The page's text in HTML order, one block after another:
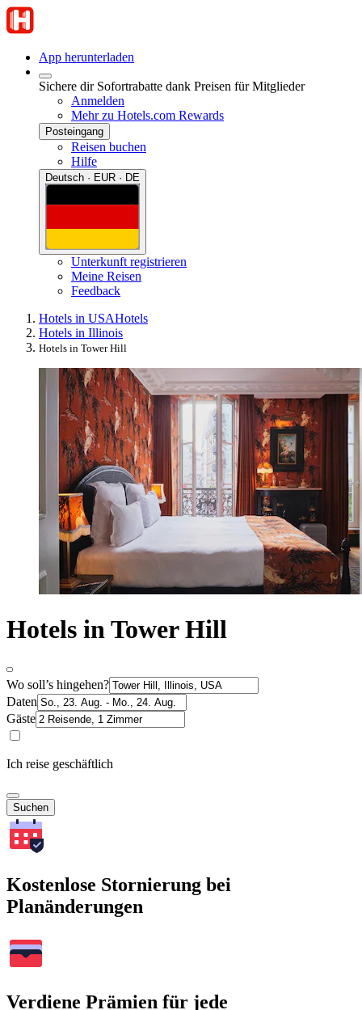
App herunterladen
Sichere dir Sofortrabatte dank Preisen für Mitglieder
Anmelden
Mehr zu Hotels.com Rewards
Posteingang
Reisen buchen
Hilfe
Deutsch · EUR · DE
Unterkunft registrieren
Meine Reisen
Feedback
Hotels in USAHotels
Hotels in Illinois
Hotels in Tower Hill
Hotels in Tower Hill
Wo soll’s hingehen?
Daten
Gäste
Ich reise geschäftlich
Suchen
Kostenlose Stornierung bei
Planänderungen
Verdiene Prämien für jede